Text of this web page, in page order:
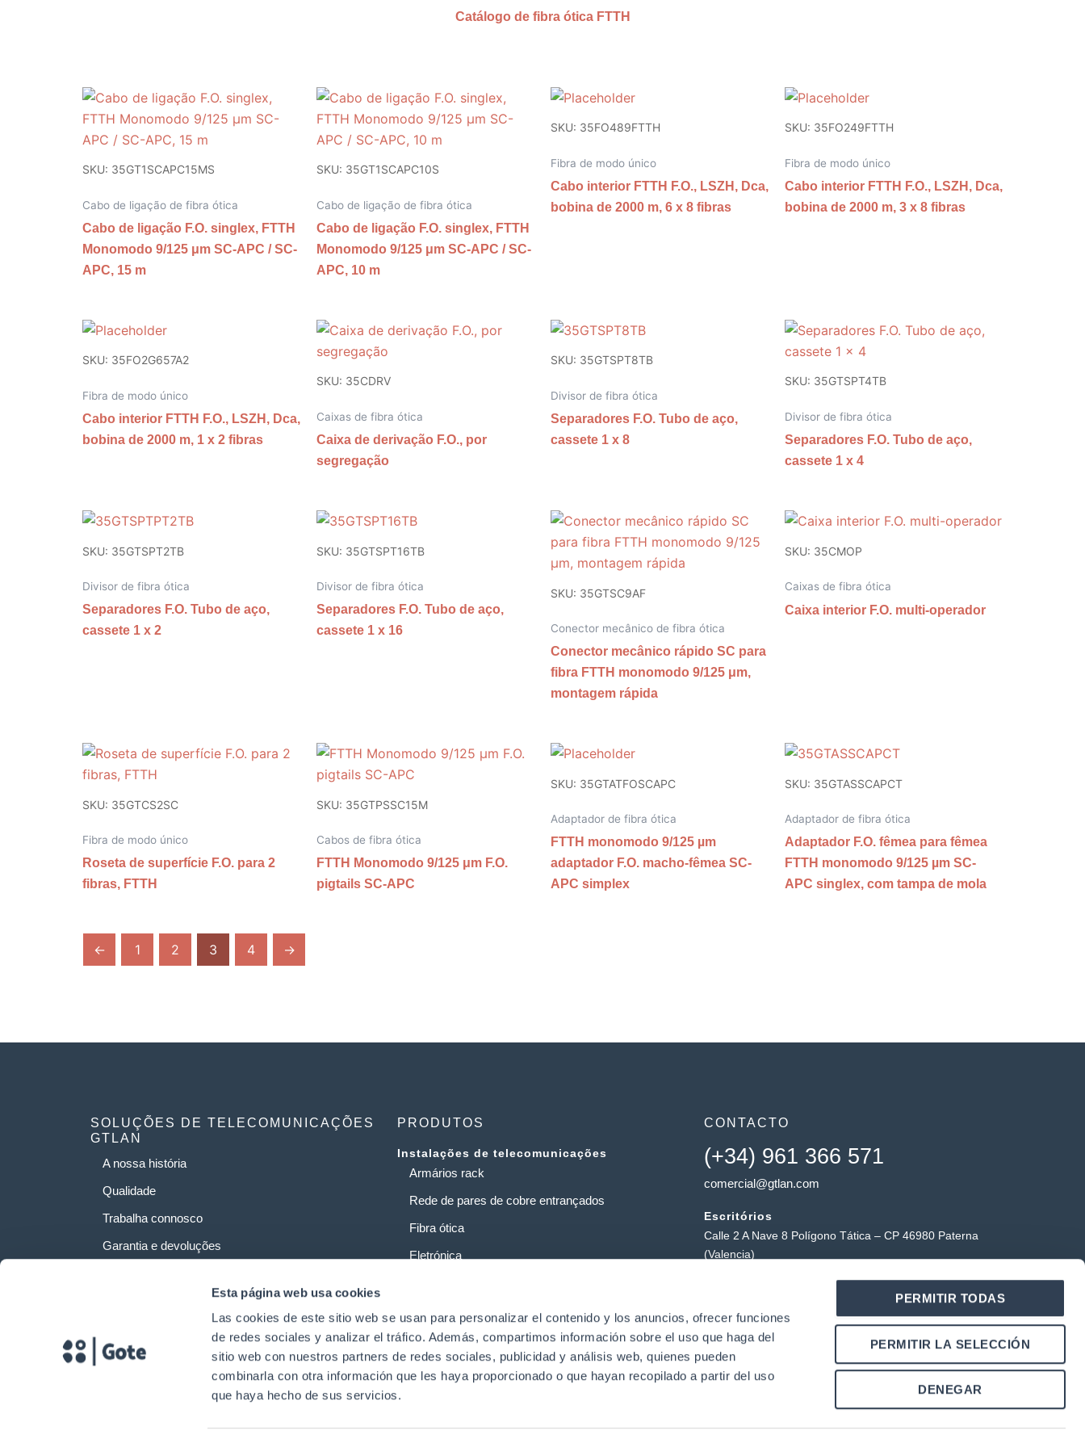
Esta página web usa cookies
Las cookies de este sitio web se usan para personalizar el contenido y los anuncios, ofrecer funciones
de redes sociales y analizar el tráfico. Además, compartimos información sobre el uso que haga del
sitio web con nuestros partners de redes sociales, publicidad y análisis web, quienes pueden
combinarla con otra información que les haya proporcionado o que hayan recopilado a partir del uso
que haya hecho de sus servicios.
PERMITIR TODAS
PERMITIR LA SELECCIÓN
DENEGAR
Catálogo de fibra ótica FTTH
SKU: 35GT1SCAPC15MS
Cabo de ligação de fibra ótica
Cabo de ligação F.O. singlex, FTTH
Monomodo 9/125 μm SC-APC / SC-
APC, 15 m
SKU: 35GT1SCAPC10S
Cabo de ligação de fibra ótica
Cabo de ligação F.O. singlex, FTTH
Monomodo 9/125 μm SC-APC / SC-
APC, 10 m
SKU: 35FO489FTTH
Fibra de modo único
Cabo interior FTTH F.O., LSZH, Dca,
bobina de 2000 m, 6 x 8 fibras
SKU: 35FO249FTTH
Fibra de modo único
Cabo interior FTTH F.O., LSZH, Dca,
bobina de 2000 m, 3 x 8 fibras
SKU: 35FO2G657A2
Fibra de modo único
Cabo interior FTTH F.O., LSZH, Dca,
bobina de 2000 m, 1 x 2 fibras
SKU: 35CDRV
Caixas de fibra ótica
Caixa de derivação F.O., por
segregação
SKU: 35GTSPT8TB
Divisor de fibra ótica
Separadores F.O. Tubo de aço,
cassete 1 x 8
SKU: 35GTSPT4TB
Divisor de fibra ótica
Separadores F.O. Tubo de aço,
cassete 1 x 4
SKU: 35GTSPT2TB
Divisor de fibra ótica
Separadores F.O. Tubo de aço,
cassete 1 x 2
SKU: 35GTSPT16TB
Divisor de fibra ótica
Separadores F.O. Tubo de aço,
cassete 1 x 16
SKU: 35GTSC9AF
Conector mecânico de fibra ótica
Conector mecânico rápido SC para
fibra FTTH monomodo 9/125 μm,
montagem rápida
SKU: 35CMOP
Caixas de fibra ótica
Caixa interior F.O. multi-operador
SKU: 35GTCS2SC
Fibra de modo único
Roseta de superfície F.O. para 2
fibras, FTTH
SKU: 35GTPSSC15M
Cabos de fibra ótica
FTTH Monomodo 9/125 μm F.O.
pigtails SC-APC
SKU: 35GTATFOSCAPC
Adaptador de fibra ótica
FTTH monomodo 9/125 µm
adaptador F.O. macho-fêmea SC-
APC simplex
SKU: 35GTASSCAPCT
Adaptador de fibra ótica
Adaptador F.O. fêmea para fêmea
FTTH monomodo 9/125 µm SC-
APC singlex, com tampa de mola
← 1 2 3 4 →
SOLUÇÕES DE TELECOMUNICAÇÕES
GTLAN
A nossa história
Qualidade
Trabalha connosco
Garantia e devoluções
PRODUTOS
Instalações de telecomunicações
Armários rack
Rede de pares de cobre entrançados
Fibra ótica
Eletrónica
Centros de dados
CONTACTO
(+34) 961 366 571
comercial@gtlan.com
Escritórios
Calle 2 A Nave 8 Polígono Tática – CP 46980 Paterna
(Valencia)
Polígono Industrial Tática, Carrer Forners, 18, 46980
Paterna (Valência)
Y
o
u
L
n